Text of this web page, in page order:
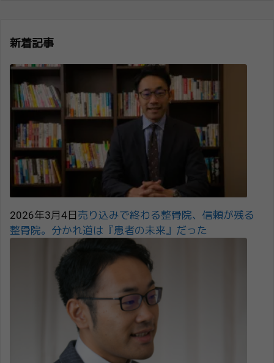
新着記事
2026年3月4日 売り込みで終わる整骨院、信頼が残る
整骨院。分かれ道は『患者の未来』だった